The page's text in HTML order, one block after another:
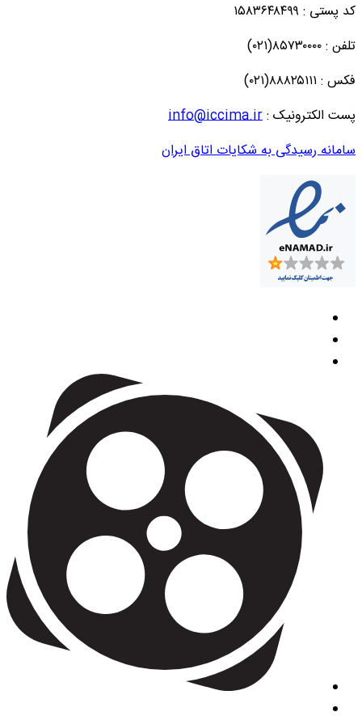
کد پستی : ۱۵۸۳۶۴۸۴۹۹
تلفن : ۸۵۷۳۰۰۰۰(۰۲۱)
فکس : ۸۸۸۲۵۱۱۱(۰۲۱)
پست الکترونیک :info@iccima.ir
سامانه رسیدگی به شکایات اتاق ایران